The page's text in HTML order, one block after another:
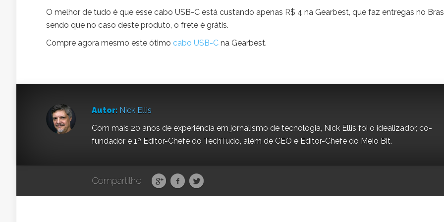
O melhor de tudo é que esse cabo USB-C está custando apenas R$ 4 na Gearbest, que faz entregas no
sendo que no caso deste produto, o frete é grátis.
Compre agora mesmo este ótimo cabo USB-C na Gearbest.
Autor: Nick Ellis
Com mais 20 anos de experiência em jornalismo de tecnologia, Nick Ellis foi o idealizador, co-
fundador e 1º Editor-Chefe do TechTudo, além de CEO e Editor-Chefe do Meio Bit.
Compartilhe